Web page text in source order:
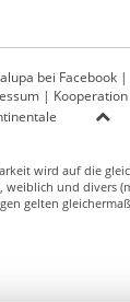
bei Facebook |
|
wird auf die
weiblich und divers
gelten